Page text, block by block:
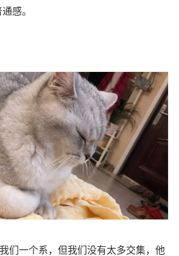
感。
们一个系，但我们没有太多交集，他